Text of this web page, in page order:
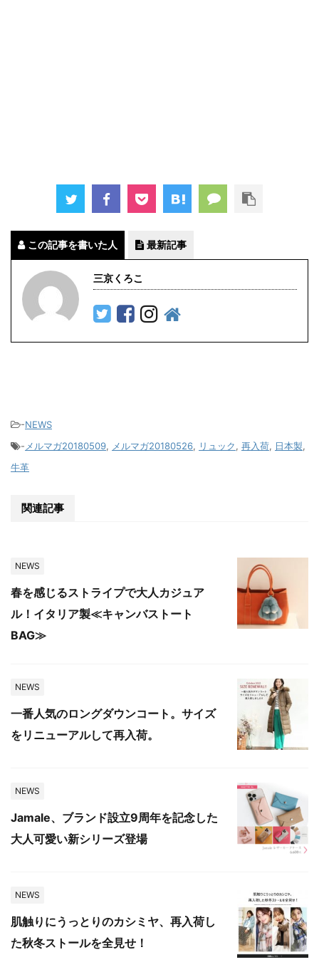
この記事を書いた人 最新記事
三京くろこ
-NEWS
- メルマガ20180509, メルマガ20180526, リュック, 再入荷, 日本製,
牛革
関連記事
NEWS
春を感じるストライプで大人カジュア
ル！イタリア製≪キャンバストート
BAG≫
NEWS
一番人気のロングダウンコート。サイズ
をリニューアルして再入荷。
NEWS
Jamale、ブランド設立9周年を記念した
大人可愛い新シリーズ登場
NEWS
肌触りにうっとりのカシミヤ、再入荷し
た秋冬ストールを全見せ！